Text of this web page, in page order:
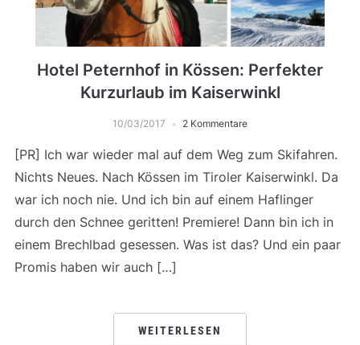
Hotel Peternhof in Kössen: Perfekter
Kurzurlaub im Kaiserwinkl
10/03/2017 2 Kommentare
[PR] Ich war wieder mal auf dem Weg zum Skifahren.
Nichts Neues. Nach Kössen im Tiroler Kaiserwinkl. Da
war ich noch nie. Und ich bin auf einem Haflinger
durch den Schnee geritten! Premiere! Dann bin ich in
einem Brechlbad gesessen. Was ist das? Und ein paar
Promis haben wir auch […]
WEITERLESEN